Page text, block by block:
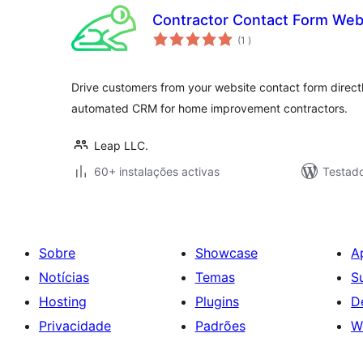
Contractor Contact Form
(1 classificações
)
Drive customers from your website contact form
automated CRM for home improvement contractors.
Leap LLC.
60+ instalações activas
Sobre
Notícias
Hosting
Privacidade
Showcase
Temas
Plugins
Padrões